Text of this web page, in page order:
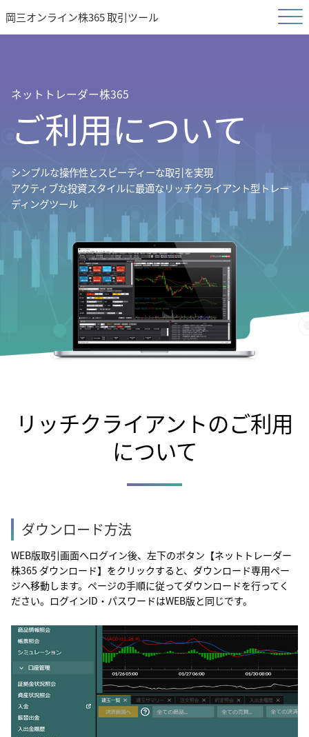
岡三オンライン株365 取引ツール
ネットトレーダー株365
ご利用について
シンプルな操作性とスピーディーな取引を実現
アクティブな投資スタイルに最適なリッチクライアント型トレー
ディングツール
リッチクライアントのご利用
について
ダウンロード方法
WEB版取引画面へログイン後、左下のボタン【ネットトレーダー
株365 ダウンロード】をクリックすると、ダウンロード専用ペー
ジへ移動します。ページの手順に従ってダウンロードを行ってく
ださい。ログインID・パスワードはWEB版と同じです。